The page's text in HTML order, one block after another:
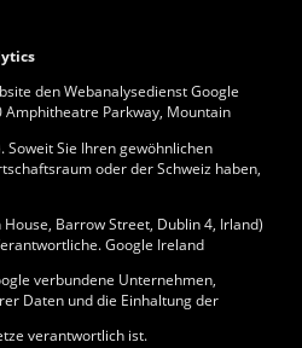
den Webanalysedienst Google
Amphitheatre Parkway, Mountain
Soweit Sie Ihren gewöhnlichen
oder der Schweiz haben,
Barrow Street, Dublin 4, Irland)
Google Ireland
verbundene Unternehmen,
Daten und die Einhaltung der
verantwortlich ist.